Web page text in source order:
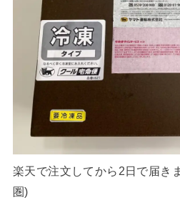
楽天で注文してから2日で届き
圏)